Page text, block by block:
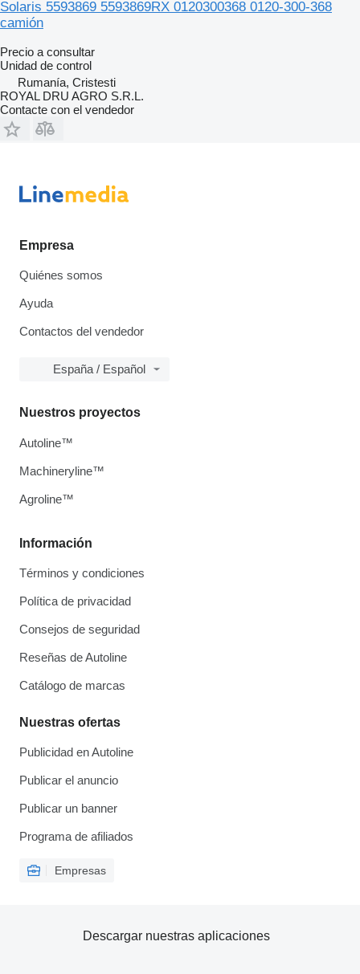
Solaris 5593869 5593869RX 0120300368 0120-300-368
camión
Precio a consultar
Unidad de control
Rumanía, Cristesti
ROYAL DRU AGRO S.R.L.
Contacte con el vendedor
Empresa
Quiénes somos
Ayuda
Contactos del vendedor
España / Español
Información
Términos y condiciones
Política de privacidad
Consejos de seguridad
Reseñas de Autoline
Catálogo de marcas
Nuestras ofertas
Publicidad en Autoline
Publicar el anuncio
Publicar un banner
Programa de afiliados
Empresas
Nuestros proyectos
Autoline™
Machineryline™
Agroline™
Descargar nuestras aplicaciones